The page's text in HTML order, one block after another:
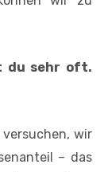
du sehr oft.
wir
– das